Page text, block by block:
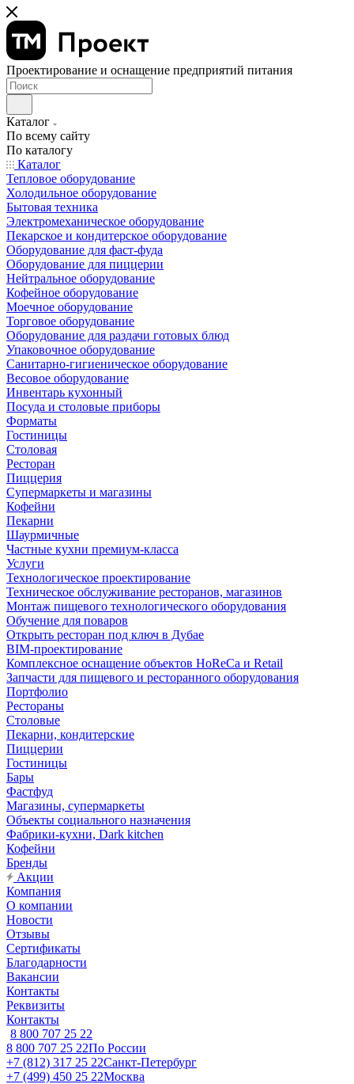
Проектирование и оснащение предприятий питания
Каталог
По всему сайту
По каталогу
Каталог
Тепловое оборудование
Холодильное оборудование
Бытовая техника
Электромеханическое оборудование
Пекарское и кондитерское оборудование
Оборудование для фаст-фуда
Оборудование для пиццерии
Нейтральное оборудование
Кофейное оборудование
Моечное оборудование
Торговое оборудование
Оборудование для раздачи готовых блюд
Упаковочное оборудование
Санитарно-гигиеническое оборудование
Весовое оборудование
Инвентарь кухонный
Посуда и столовые приборы
Форматы
Гостиницы
Столовая
Ресторан
Пиццерия
Супермаркеты и магазины
Кофейни
Пекарни
Шаурмичные
Частные кухни премиум-класса
Услуги
Технологическое проектирование
Техническое обслуживание ресторанов, магазинов
Монтаж пищевого технологического оборудования
Обучение для поваров
Открыть ресторан под ключ в Дубае
BIM-проектирование
Комплексное оснащение объектов HoReCa и Retail
Запчасти для пищевого и ресторанного оборудования
Портфолио
Рестораны
Столовые
Пекарни, кондитерские
Пиццерии
Гостиницы
Бары
Фастфуд
Магазины, супермаркеты
Объекты социального назначения
Фабрики-кухни, Dark kitchen
Кофейни
Бренды
Акции
Компания
О компании
Новости
Отзывы
Сертификаты
Благодарности
Вакансии
Контакты
Реквизиты
Контакты
8 800 707 25 22
8 800 707 25 22По России
+7 (812) 317 25 22Санкт-Петербург
+7 (499) 450 25 22Москва